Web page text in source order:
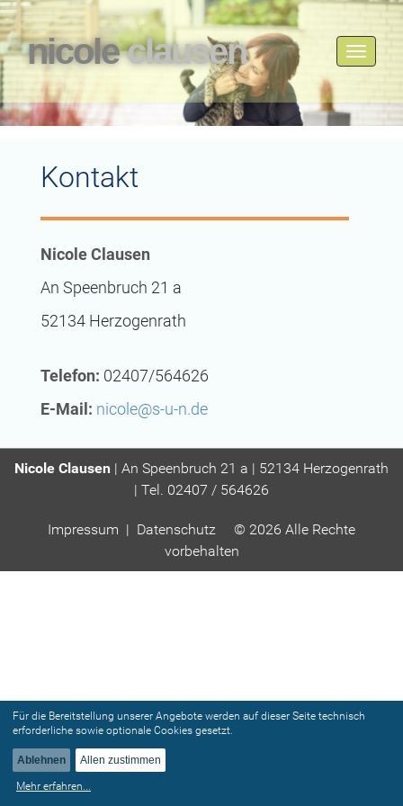
nicoleclausen
Toggle
Kontakt
Nicole Clausen
An Speenbruch 21 a
52134 Herzogenrath
Telefon: 02407/564626
E-Mail: nicole@s-u-n.de
Nicole Clausen | An Speenbruch 21 a | 52134 Herzogenrath
| Tel. 02407 / 564626
Impressum | Datenschutz © 2026 Alle Rechte
vorbehalten
Für die Bereitstellung unserer Angebote werden auf dieser Seite technisch
erforderliche sowie optionale Cookies gesetzt.
Ablehnen Allen zustimmen
Mehr erfahren...